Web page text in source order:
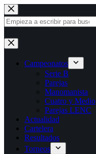
Saltar
al
contenido
Sin
resultados
Campeonatos
Serie B
Parejas
Manomanista
Cuatro y Medio
Parejas LENC
Actualidad
Cartelera
Resultados
Torneos